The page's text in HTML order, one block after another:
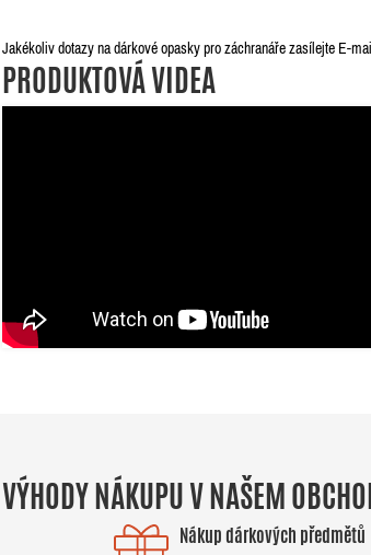
Jakékoliv dotazy na dárkové opasky pro záchranáře zasílejte E-
PRODUKTOVÁ VIDEA
VÝHODY NÁKUPU V NAŠEM
Nákup dárkových předmětů